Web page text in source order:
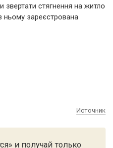
звертати стягнення на житло
ньому зареєстрована
Источник
и получай только